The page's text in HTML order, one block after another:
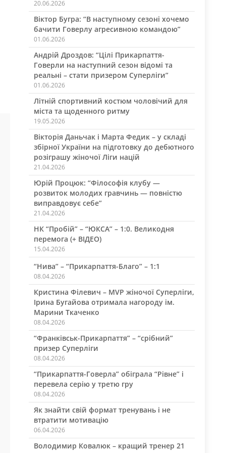
20.06.2026
Віктор Бугра: “В наступному сезоні хочемо
бачити Говерлу агресивною командою”
01.06.2026
Андрій Дроздов: “Цілі Прикарпаття-
Говерли на наступний сезон відомі та
реальні – стати призером Суперліги”
01.06.2026
Літній спортивний костюм чоловічий для
міста та щоденного ритму
19.05.2026
Вікторія Даньчак і Марта Федик – у складі
збірної України на підготовку до дебютного
розіграшу жіночої Ліги націй
21.04.2026
Юрій Процюк: “Філософія клубу —
розвиток молодих гравчинь — повністю
виправдовує себе”
21.04.2026
НК “Пробій” – “ЮКСА” – 1:0. Великодня
перемога (+ ВІДЕО)
15.04.2026
“Нива” – “Прикарпаття-Благо” – 1:1
08.04.2026
Кристина Філевич – MVP жіночої Суперліги,
Ірина Бугайова отримала нагороду ім.
Марини Ткаченко
08.04.2026
“Франківськ-Прикарпаття” – “срібний”
призер Суперліги
08.04.2026
“Прикарпаття-Говерла” обіграла “Рівне” і
перевела серію у третю гру
08.04.2026
Як знайти свій формат тренувань і не
втратити мотивацію
06.04.2026
Володимир Ковалюк – кращий тренер 21